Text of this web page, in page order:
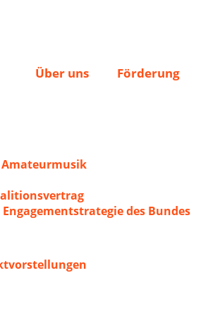
Über uns Förderung
des Bundes